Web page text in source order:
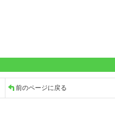
前のページに戻る